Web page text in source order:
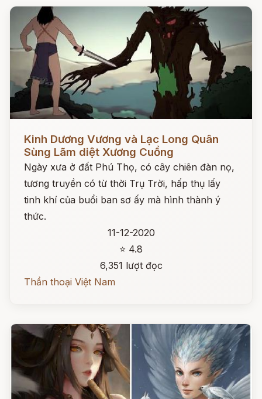
Kinh Dương Vương và Lạc Long Quân
Sùng Lãm diệt Xương Cuồng
Ngày xưa ở đất Phú Thọ, có cây chiên đàn nọ,
tương truyền có từ thời Trụ Trời, hấp thụ lấy
tinh khí của buổi ban sơ ấy mà hình thành ý
thức.
11-12-2020
⭐ 4.8
6,351 lượt đọc
Thần thoại Việt Nam